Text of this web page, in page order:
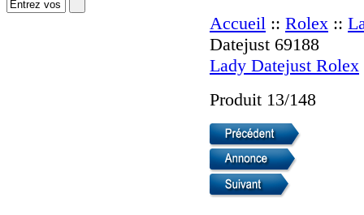
Accueil :: Rolex ::
Datejust 69188
Lady Datejust Rolex
Produit 13/148